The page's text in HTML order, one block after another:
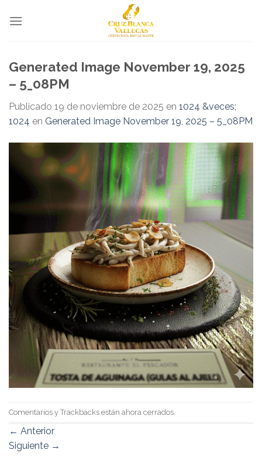
Generated Image November 19, 2025
– 5_08PM
Publicado 19 de noviembre de 2025 en 1024 &veces;
1024 en Generated Image November 19, 2025 – 5_08PM
Comentarios y Trackbacks están ahora cerrados.
← Anterior
Siguiente →